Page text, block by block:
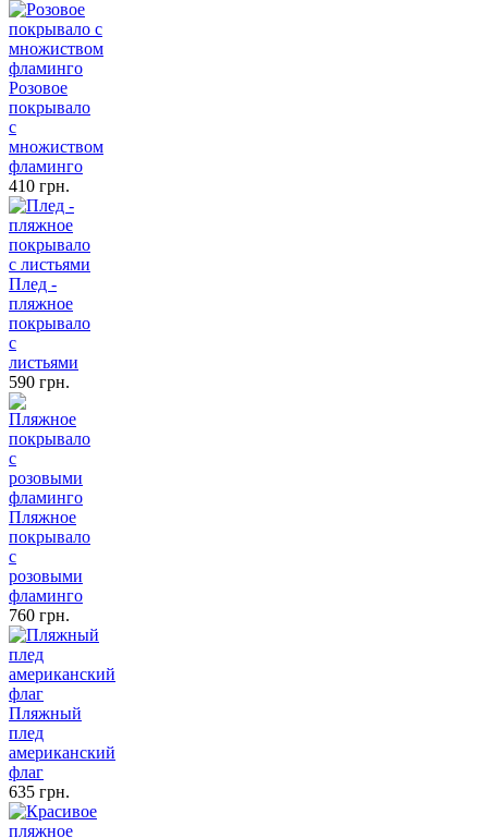
Розовое
покрывало
с
множиством
фламинго
410 грн.
Плед -
пляжное
покрывало
с
листьями
590 грн.
Пляжное
покрывало
с
розовыми
фламинго
760 грн.
Пляжный
плед
американский
флаг
635 грн.